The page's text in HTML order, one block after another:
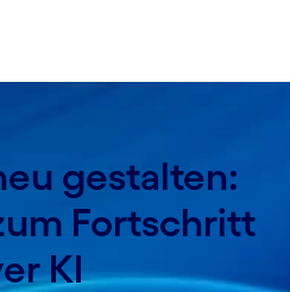
gestalten:
Fortschritt
KI